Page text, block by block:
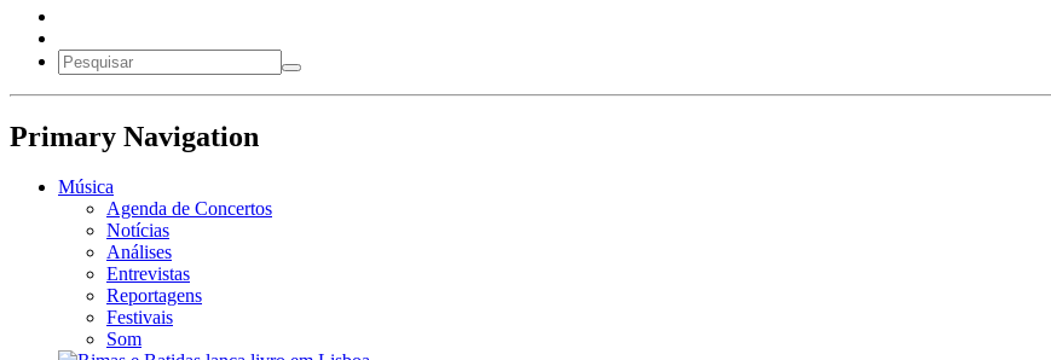
Primary Navigation
Música
Agenda de Concertos
Notícias
Análises
Entrevistas
Reportagens
Festivais
Som